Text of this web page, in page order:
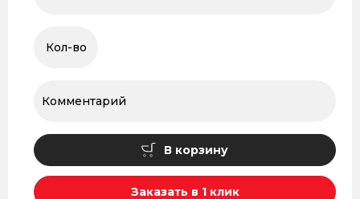
В корзину
Заказать в 1 клик